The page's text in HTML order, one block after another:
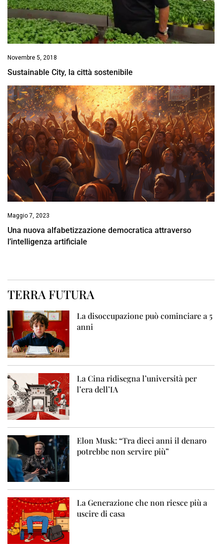
Novembre 5, 2018
Sustainable City, la città sostenibile
Maggio 7, 2023
Una nuova alfabetizzazione democratica attraverso
l’intelligenza artificiale
TERRA FUTURA
La disoccupazione può cominciare a 5
anni
La Cina ridisegna l’università per
l’era dell’IA
Elon Musk: “Tra dieci anni il denaro
potrebbe non servire più”
La Generazione che non riesce più a
uscire di casa